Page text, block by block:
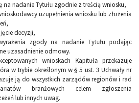
nadanie Tytułu zgodnie z treścią wniosku,
uzupełnienia wniosku lub złożenia
decyzji,
zgody na nadanie Tytułu podając
uzasadnienie odmowy.
wnioskach Kapituła przekazuje
w trybie określonym w § 5 ust. 3 Uchwały nr
ją do wszystkich zarządów regionów i rad
branżowych celem zgłoszenia
lub innych uwag.